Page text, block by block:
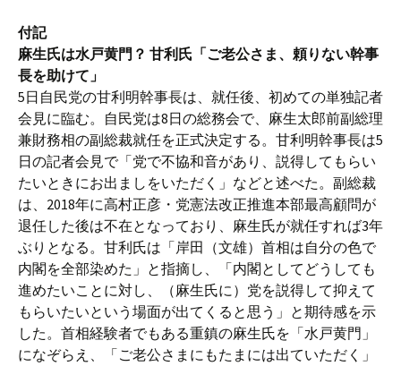
付記
麻生氏は水戸黄門？ 甘利氏「ご老公さま、頼りない幹事
長を助けて」
5日自民党の甘利明幹事長は、就任後、初めての単独記者
会見に臨む。自民党は8日の総務会で、麻生太郎前副総理
兼財務相の副総裁就任を正式決定する。甘利明幹事長は5
日の記者会見で「党で不協和音があり、説得してもらい
たいときにお出ましをいただく」などと述べた。副総裁
は、2018年に高村正彦・党憲法改正推進本部最高顧問が
退任した後は不在となっており、麻生氏が就任すれば3年
ぶりとなる。甘利氏は「岸田（文雄）首相は自分の色で
内閣を全部染めた」と指摘し、「内閣としてどうしても
進めたいことに対し、（麻生氏に）党を説得して抑えて
もらいたいという場面が出てくると思う」と期待感を示
した。首相経験者でもある重鎮の麻生氏を「水戸黄門」
になぞらえ、「ご老公さまにもたまには出ていただく」